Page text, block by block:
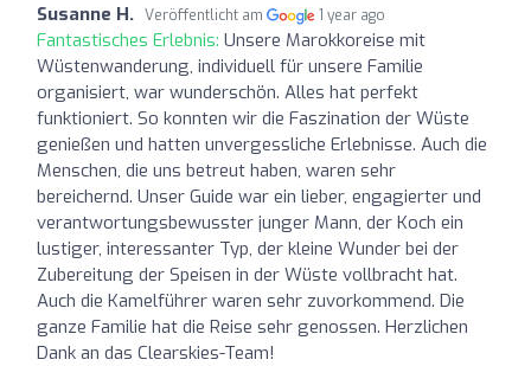
Susanne H. Veröffentlicht am 1 year ago
Fantastisches Erlebnis: Unsere Marokkoreise mit
Wüstenwanderung, individuell für unsere Familie
organisiert, war wunderschön. Alles hat perfekt
funktioniert. So konnten wir die Faszination der Wüste
genießen und hatten unvergessliche Erlebnisse. Auch die
Menschen, die uns betreut haben, waren sehr
bereichernd. Unser Guide war ein lieber, engagierter und
verantwortungsbewusster junger Mann, der Koch ein
lustiger, interessanter Typ, der kleine Wunder bei der
Zubereitung der Speisen in der Wüste vollbracht hat.
Auch die Kamelführer waren sehr zuvorkommend. Die
ganze Familie hat die Reise sehr genossen. Herzlichen
Dank an das Clearskies-Team!